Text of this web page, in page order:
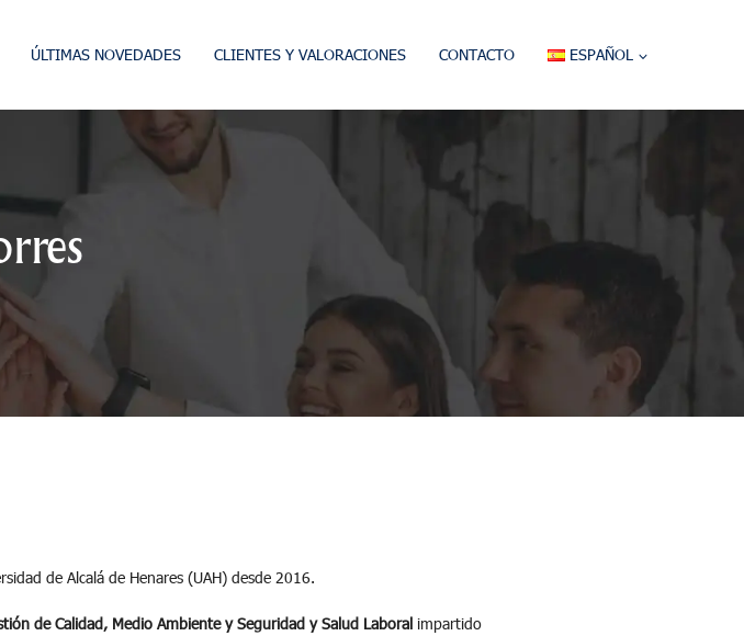
ÚLTIMAS NOVEDADES CLIENTES Y VALORACIONES CONTACTO ESPAÑOL
de Alcalá de Henares (UAH) desde 2016.
de Calidad, Medio Ambiente y Seguridad y Salud Laboral impartido